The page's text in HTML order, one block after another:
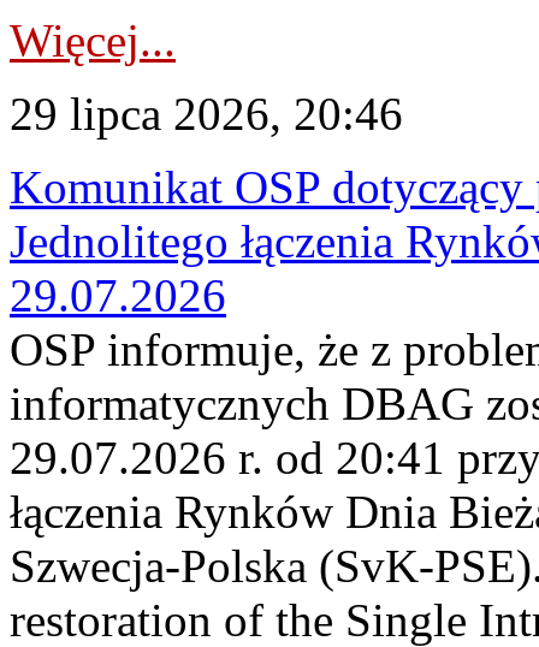
Więcej...
29 lipca 2026, 20:46
Komunikat OSP
Jednolitego łączenia
29.07.2026
OSP informuje, że z
informatycznych DBAG
29.07.2026 r. od 20:41
łączenia Rynków Dnia
Szwecja-Polska (SvK-
restoration of the Single